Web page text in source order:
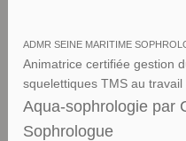
ADMR SEINE MARITIME
Animatrice certifiée gestion
squelettiques TMS au
Aqua-sophrologie par
Sophrologue